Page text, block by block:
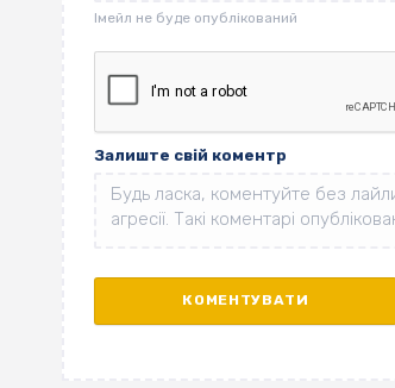
Залиште свій коментр